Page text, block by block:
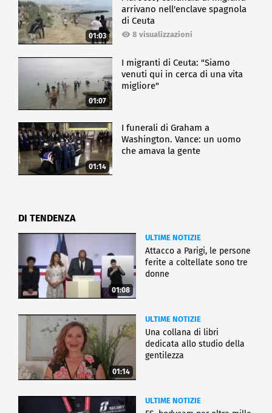
01:03
arrivano nell'enclave spagnola
di Ceuta
8 visualizzazioni
01:07
I migranti di Ceuta: "Siamo
venuti qui in cerca di una vita
migliore"
01:14
I funerali di Graham a
Washington. Vance: un uomo
che amava la gente
DI TENDENZA
01:08
ULTIME NOTIZIE
Attacco a Parigi, le persone
ferite a coltellate sono tre
donne
01:14
ULTIME NOTIZIE
Una collana di libri
dedicata allo studio della
gentilezza
ULTIME NOTIZIE